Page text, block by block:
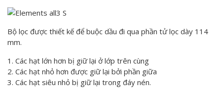
Bộ lọc được thiết kế để buộc dầu đi qua phần tử lọc dày 114
mm.
1. Các hạt lớn hơn bị giữ lại ở lớp trên cùng
2. Các hạt nhỏ hơn được giữ lại bởi phần giữa
3. Các hạt siêu nhỏ bị giữ lại trong đáy nén.